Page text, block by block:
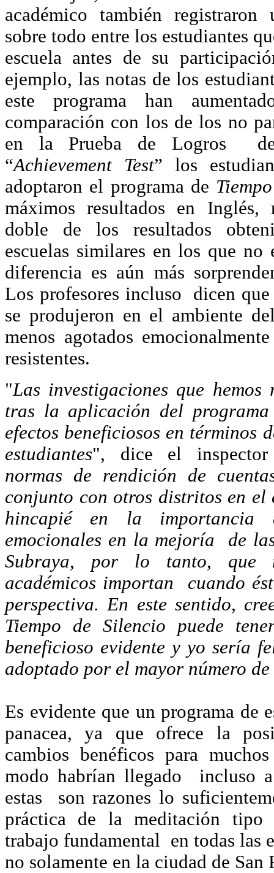
académico también
sobre todo entre los estudiantes
escuela antes de su
ejemplo, las notas de los
este programa han
comparación con los de los no
en la Prueba de Logros
“Achievement Test” los
adoptaron el programa de
máximos resultados en Inglés,
doble de los resultados
escuelas similares en los que
diferencia es aún más
Los profesores incluso dicen
se produjeron en el ambiente
menos agotados
resistentes.
"Las investigaciones que hemos
tras la aplicación del
efectos beneficiosos en términos
estudiantes", dice el inspector
normas de rendición de
conjunto con otros distritos en
hincapié en la importancia
emocionales en la mejoría de
Subraya, por lo tanto, que
académicos importan cuando
perspectiva. En este sentido,
Tiempo de Silencio puede
beneficioso evidente y yo sería
adoptado por el mayor número
Es evidente que un programa de
panacea, ya que ofrece la
cambios benéficos para
modo habrían llegado incluso
estas son razones lo
práctica de la meditación tipo
trabajo fundamental en todas las
no solamente en la ciudad de San